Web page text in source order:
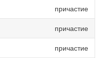
причастие
причастие
причастие